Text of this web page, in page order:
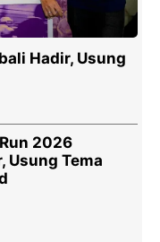
Hadir, Usung
2026
Usung Tema